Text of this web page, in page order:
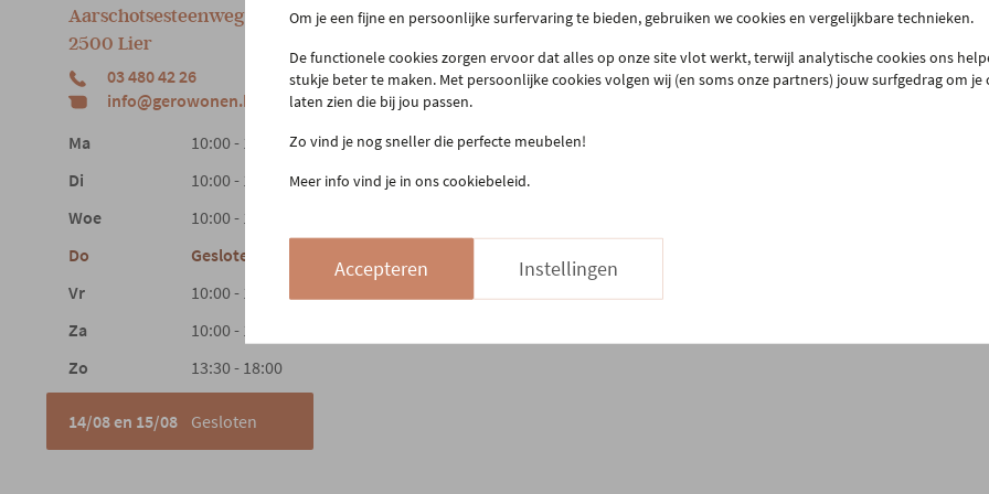
Aarschotsesteenweg 151
2500 Lier
03 480 42 26
info@gerowonen.be
Ma
10:00 - 18:30
Di
10:00 - 18:30
Woe
10:00 - 18:30
Do
Gesloten
Vr
10:00 - 18:30
Za
10:00 - 18:00
Zo
13:30 - 18:00
14/08 en 15/08 Gesloten
Contact & openingsuren
Bestellen & bezorgen
Retourneren
Laagsteprijsgarantie
Onze winkel
Onze slaapwinkel
Gero.Totaalinrichting
Om je een fijne en persoonlijke surfervaring te bieden, gebruiken we cookies en vergelijkbare technieken.
De functionele cookies zorgen ervoor dat alles op onze site vlot werkt, terwijl analytische cookies ons
stukje beter te maken. Met persoonlijke cookies volgen wij (en soms onze partners) jouw surfgedrag om
laten zien die bij jou passen.
Zo vind je nog sneller die perfecte meubelen!
Meer info vind je in ons cookiebeleid.
Accepteren Instellingen